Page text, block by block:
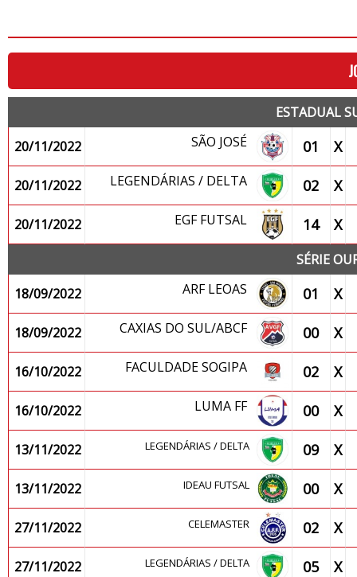
ESTADUAL
20/11/2022
SÃO JOSÉ 01 X
20/11/2022 LEGENDÁRIAS / DELTA 02 X
20/11/2022 EGF FUTSAL 14 X
SÉRIE
18/09/2022
ARF LEOAS 01 X
18/09/2022 CAXIAS DO SUL/ABCF 00 X
16/10/2022 FACULDADE SOGIPA 02 X
16/10/2022 LUMA FF 00 X
13/11/2022 LEGENDÁRIAS / DELTA 09 X
13/11/2022 IDEAU FUTSAL 00 X
27/11/2022 CELEMASTER 02 X
27/11/2022 LEGENDÁRIAS / DELTA 05 X